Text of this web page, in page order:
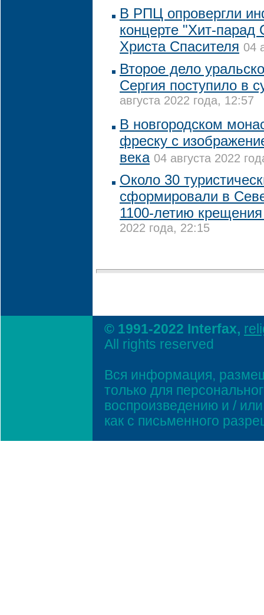
В РПЦ опровергли
концерте "Хит-
Христа Спасителя 04
Второе дело
Сергия поступило в
августа 2022 года, 12:57
В новгородском
фреску с
века 04 августа 2022
Около 30
сформировали в
1100-летию
2022 года, 22:15
© 1991-2022 Interfax,
All rights reserved
Вся информация,
только для
воспроизведению и /
как с письменного